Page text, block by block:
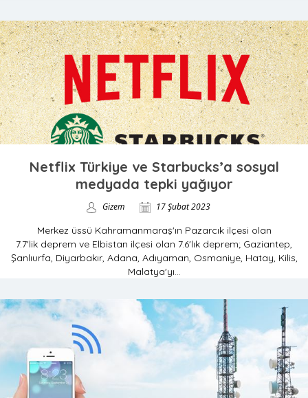
Netflix Türkiye ve Starbucks’a sosyal
medyada tepki yağıyor
Gizem 17 Şubat 2023
Merkez üssü Kahramanmaraş'ın Pazarcık ilçesi olan
7.7'lik deprem ve Elbistan ilçesi olan 7.6'lık deprem; Gaziantep,
Şanlıurfa, Diyarbakır, Adana, Adıyaman, Osmaniye, Hatay, Kilis,
Malatya'yı...